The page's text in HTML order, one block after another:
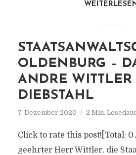
OLDENBURG –
ANDRE WITTLER
DIEBSTAHL
7. Dezember 2020 2 Min.
Click to rate this post![Total: 0
geehrter Herr Wittler, die